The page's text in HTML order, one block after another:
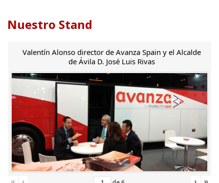
Nuestro Stand
Valentín Alonso director de Avanza Spain y el Alcalde
de Ávila D. José Luis Rivas
« ‹ › »